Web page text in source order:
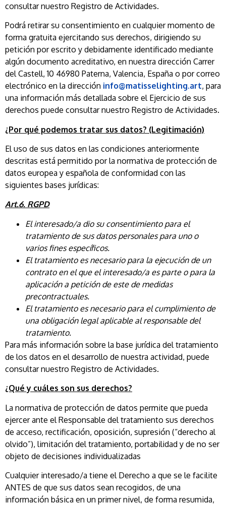
consultar nuestro Registro de Actividades.
Podrá retirar su consentimiento en cualquier momento de
forma gratuita ejercitando sus derechos, dirigiendo su
petición por escrito y debidamente identificado mediante
algún documento acreditativo, en nuestra dirección Carrer
del Castell, 10 46980 Paterna, Valencia, España o por correo
electrónico en la dirección info@matisselighting.art, para
una información más detallada sobre el Ejercicio de sus
derechos puede consultar nuestro Registro de Actividades.
¿Por qué podemos tratar sus datos? (Legitimación)
El uso de sus datos en las condiciones anteriormente
descritas está permitido por la normativa de protección de
datos europea y española de conformidad con las
siguientes bases jurídicas:
Art.6. RGPD
El interesado/a dio su consentimiento para el
tratamiento de sus datos personales para uno o
varios fines específicos.
El tratamiento es necesario para la ejecución de un
contrato en el que el interesado/a es parte o para la
aplicación a petición de este de medidas
precontractuales.
El tratamiento es necesario para el cumplimiento de
una obligación legal aplicable al responsable del
tratamiento.
Para más información sobre la base jurídica del tratamiento
de los datos en el desarrollo de nuestra actividad, puede
consultar nuestro Registro de Actividades.
¿Qué y cuáles son sus derechos?
La normativa de protección de datos permite que pueda
ejercer ante el Responsable del tratamiento sus derechos
de acceso, rectificación, oposición, supresión (“derecho al
olvido”), limitación del tratamiento, portabilidad y de no ser
objeto de decisiones individualizadas
Cualquier interesado/a tiene el Derecho a que se le facilite
ANTES de que sus datos sean recogidos, de una
información básica en un primer nivel, de forma resumida,